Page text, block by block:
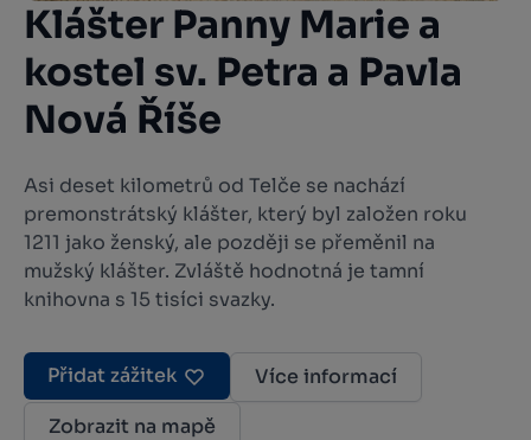
Klášter Panny Marie a
kostel sv. Petra a Pavla
Nová Říše
Asi deset kilometrů od Telče se nachází
premonstrátský klášter, který byl založen roku
1211 jako ženský, ale později se přeměnil na
mužský klášter. Zvláště hodnotná je tamní
knihovna s 15 tisíci svazky.
Přidat zážitek
Více informací
Zobrazit na mapě